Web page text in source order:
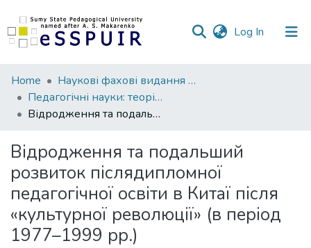
Log In (current)
Communities
&
Collections
Statistics
Home
Наукові фахові видання СумДПУ
Педагогічні науки: теорія, історія, інноваційні технології
Відродження та подальший розвиток післядипломної педагогічної освіти в Китаї після «культурної революції» (в період 1977–1999 рр.)
Відродження та подальший
розвиток післядипломної
педагогічної освіти в Китаї після
«культурної революції» (в період
1977–1999 рр.)